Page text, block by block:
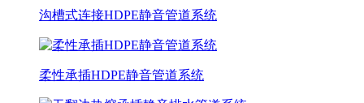
沟槽式连接HDPE静音管道系统
柔性承插HDPE静音管道系统